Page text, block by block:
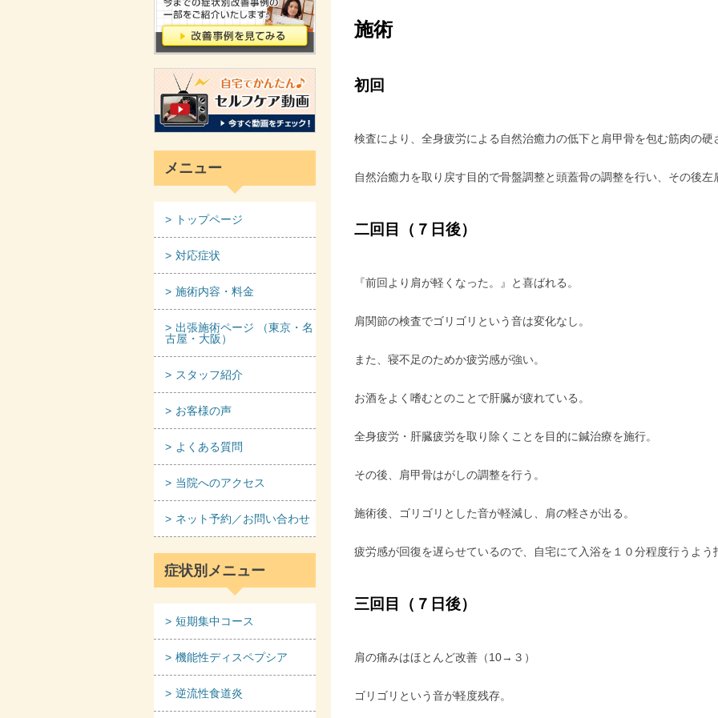
施術
初回
検査により、全身疲労による自然治癒力の低下と肩甲骨を包む筋肉の硬
自然治癒力を取り戻す目的で骨盤調整と頭蓋骨の調整を行い、その後左
二回目（７日後）
『前回より肩が軽くなった。』と喜ばれる。
肩関節の検査でゴリゴリという音は変化なし。
また、寝不足のためか疲労感が強い。
お酒をよく嗜むとのことで肝臓が疲れている。
全身疲労・肝臓疲労を取り除くことを目的に鍼治療を施行。
その後、肩甲骨はがしの調整を行う。
施術後、ゴリゴリとした音が軽減し、肩の軽さが出る。
疲労感が回復を遅らせているので、自宅にて入浴を１０分程度行うよう
三回目（７日後）
肩の痛みはほとんど改善（10→３）
ゴリゴリという音が軽度残存。
メニュー
トップページ
対応症状
施術内容・料金
出張施術ページ （東京・名
古屋・大阪）
スタッフ紹介
お客様の声
よくある質問
当院へのアクセス
ネット予約／お問い合わせ
症状別メニュー
短期集中コース
機能性ディスペプシア
逆流性食道炎